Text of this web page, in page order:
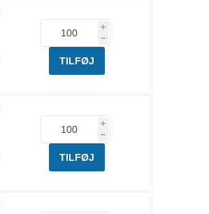
i
h
i
h